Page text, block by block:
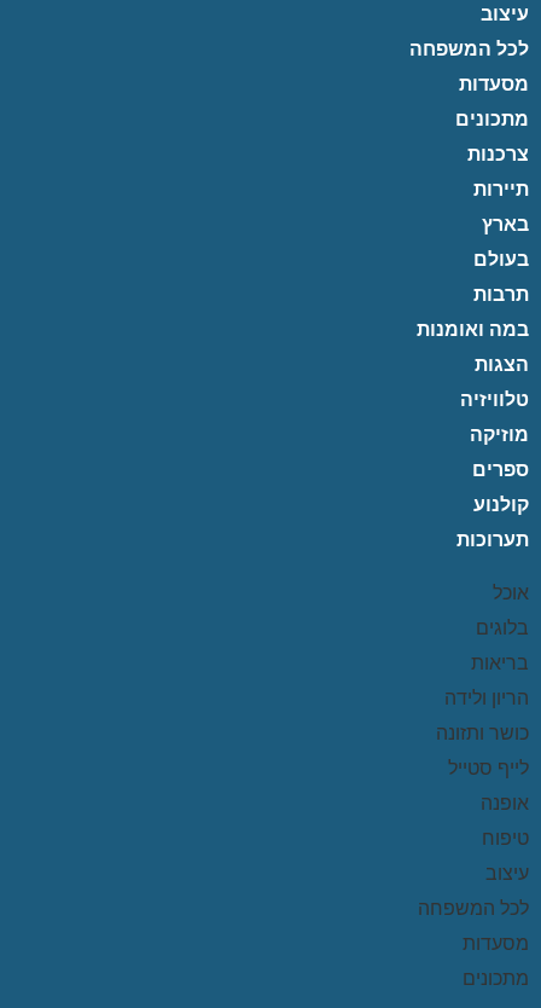
עיצוב
לכל המשפחה
מסעדות
מתכונים
צרכנות
תיירות
בארץ
בעולם
תרבות
במה ואומנות
הצגות
טלוויזיה
מוזיקה
ספרים
קולנוע
תערוכות
אוכל
בלוגים
בריאות
הריון ולידה
כושר ותזונה
לייף סטייל
אופנה
טיפוח
עיצוב
לכל המשפחה
מסעדות
מתכונים